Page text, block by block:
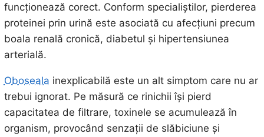
funcționează corect. Conform specialiștilor, pierderea
proteinei prin urină este asociată cu afecțiuni precum
boala renală cronică, diabetul și hipertensiunea
arterială.
Oboseala inexplicabilă este un alt simptom care nu ar
trebui ignorat. Pe măsură ce rinichii își pierd
capacitatea de filtrare, toxinele se acumulează în
organism, provocând senzații de slăbiciune și